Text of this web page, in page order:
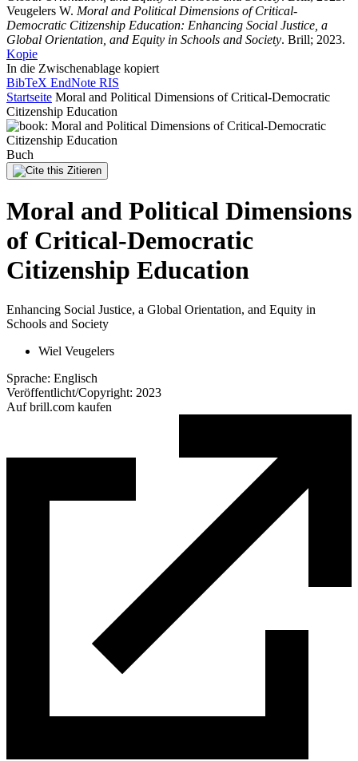
Veugelers W. Moral and Political Dimensions of Critical-
Democratic Citizenship Education: Enhancing Social Justice, a
Global Orientation, and Equity in Schools and Society. Brill; 2023.
Kopie
In die Zwischenablage kopiert
BibTeX EndNote RIS
Startseite Moral and Political Dimensions of Critical-Democratic
Citizenship Education
Buch
Zitieren
Moral and Political Dimensions
of Critical-Democratic
Citizenship Education
Enhancing Social Justice, a Global Orientation, and Equity in
Schools and Society
Wiel Veugelers
Sprache: Englisch
Veröffentlicht/Copyright: 2023
Auf brill.com kaufen